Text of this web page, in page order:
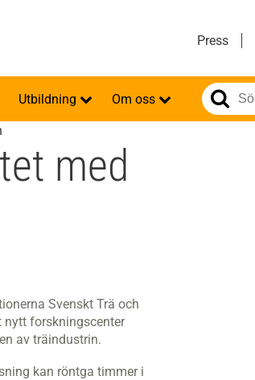
Press
Utbildning Om oss
med
Svenskt Trä och
nytt forskningscenter
av träindustrin.
kan röntga timmer i